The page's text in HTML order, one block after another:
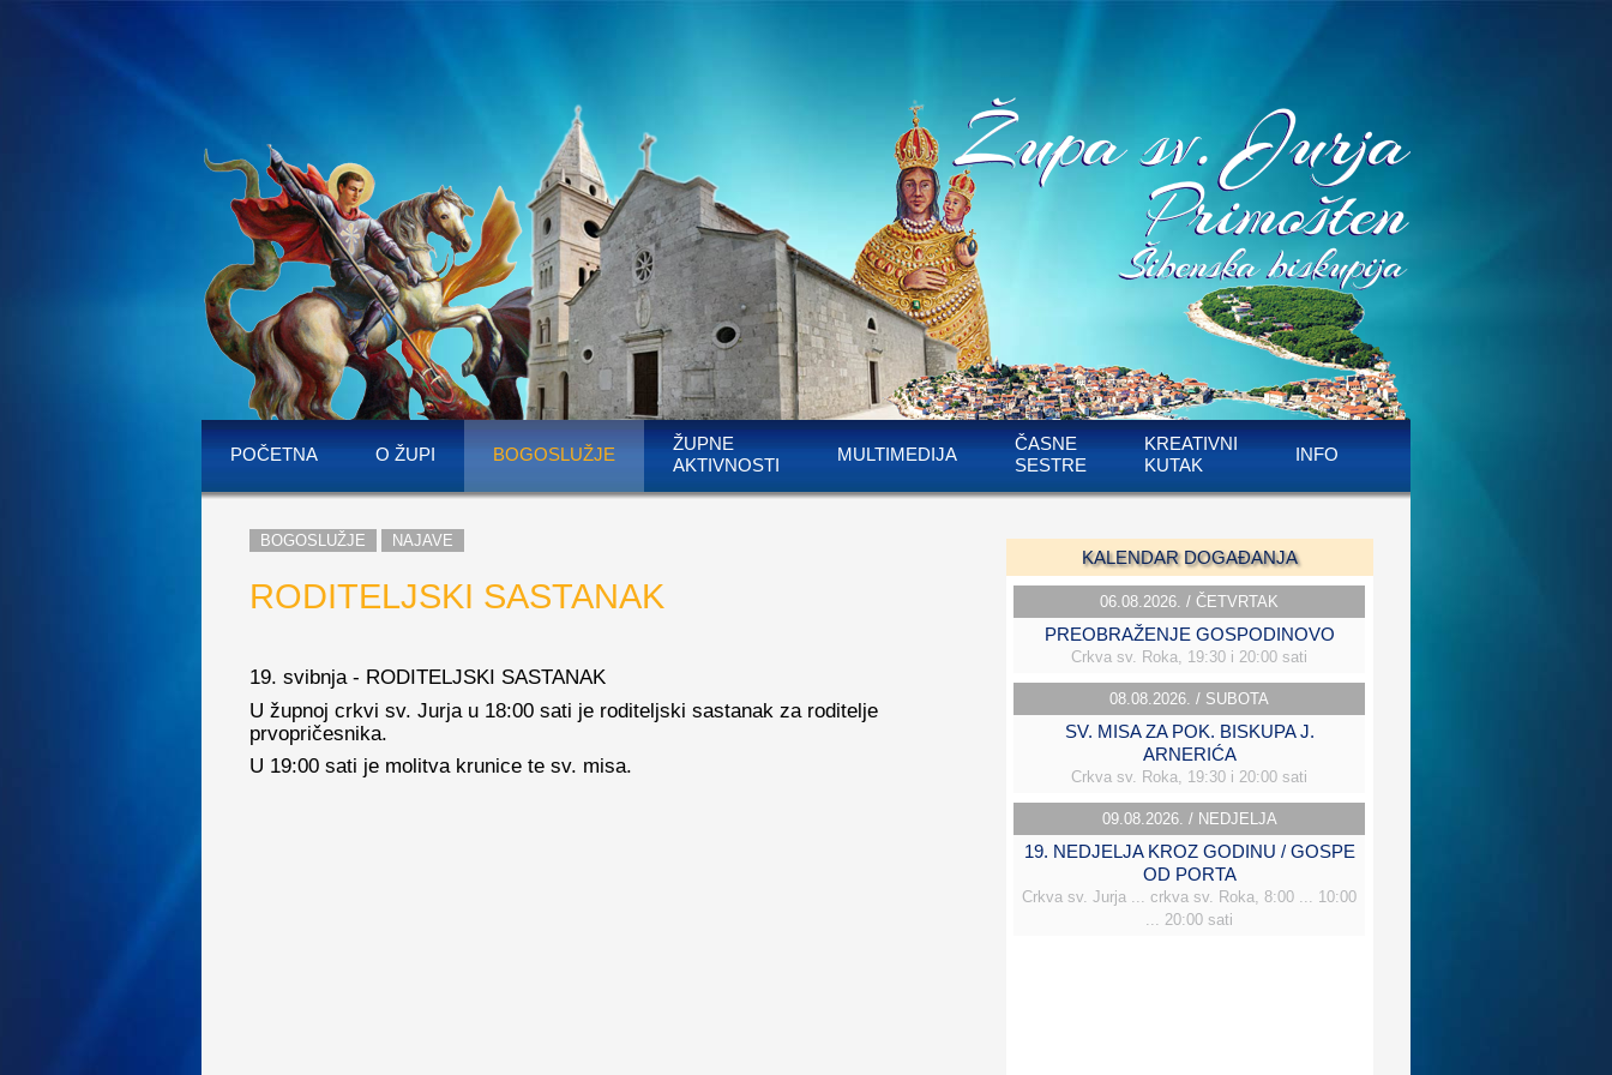
POČETNA O ŽUPI BOGOSLUŽJE
ŽUPNE
AKTIVNOSTI
MULTIMEDIJA
ČASNE
SESTRE
KREATIVNI
KUTAK
INFO
BOGOSLUŽJE NAJAVE
RODITELJSKI SASTANAK
19. svibnja - RODITELJSKI SASTANAK
U župnoj crkvi sv. Jurja u 18:00 sati je roditeljski sastanak za roditelje
prvopričesnika.
U 19:00 sati je molitva krunice te sv. misa.
KALENDAR DOGAĐANJA
06.08.2026. / ČETVRTAK
PREOBRAŽENJE GOSPODINOVO
Crkva sv. Roka, 19:30 i 20:00 sati
08.08.2026. / SUBOTA
SV. MISA ZA POK. BISKUPA J.
ARNERIĆA
Crkva sv. Roka, 19:30 i 20:00 sati
09.08.2026. / NEDJELJA
19. NEDJELJA KROZ GODINU / GOSPE
OD PORTA
Crkva sv. Jurja ... crkva sv. Roka, 8:00 ... 10:00
... 20:00 sati